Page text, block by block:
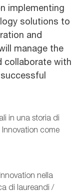
implementing
solutions to
and
manage the
collaborate with
in una storia di
come
nella
di laureandi /